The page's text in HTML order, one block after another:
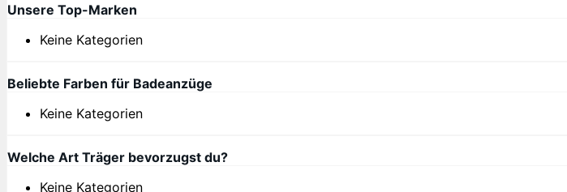
Unsere Top-Marken
Keine Kategorien
Beliebte Farben für Badeanzüge
Keine Kategorien
Welche Art Träger bevorzugst du?
Keine Kategorien